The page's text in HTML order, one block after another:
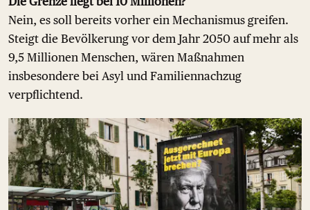
Nein, es soll bereits vorher ein Mechanismus greifen.
Steigt die Bevölkerung vor dem Jahr 2050 auf mehr als
9,5 Millionen Menschen, wären Maßnahmen
insbesondere bei Asyl und Familiennachzug
verpflichtend.